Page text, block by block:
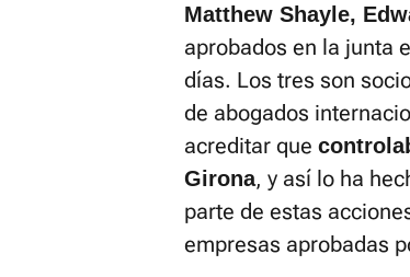
Matthew Shayle,
aprobados en la junta
días. Los tres son
de abogados
acreditar que
Girona, y así lo ha
parte de estas
empresas aprobadas